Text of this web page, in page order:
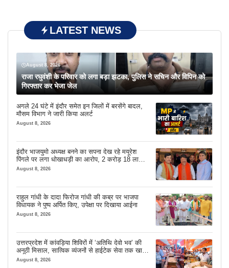
LATEST NEWS
August 8, 2026
राजा रघुवंशी के परिवार को लगा बड़ा झटका, पुलिस ने सचिन और विपिन को
गिरफ्तार कर भेजा जेल
अगले 24 घंटे में इंदौर समेत इन जिलों में बरसेंगे बादल,
मौसम विभाग ने जारी किया अलर्ट
August 8, 2026
इंदौर भाजयुमो अध्यक्ष बनने का सपना देख रहे मयूरेश
पिंगले पर लगा धोखाधड़ी का आरोप, 2 करोड़ 18 लाख
लेने के बाद भी नहीं दिया जमीन का कब्जा
August 8, 2026
राहुल गांधी के दादा फिरोज गांधी की कब्र पर भाजपा
विधायक ने पुष्प अर्पित किए, उपेक्षा पर दिखाया आईना
August 8, 2026
उत्तरप्रदेश में कांवड़िया शिविरों में ‘अतिथि देवो भव’ की
अनूठी मिसाल, सात्विक व्यंजनों से हाईटेक सेवा तक खास
इंतजाम
August 8, 2026